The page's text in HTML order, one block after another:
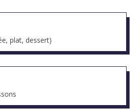
plat, dessert)